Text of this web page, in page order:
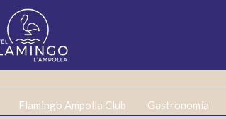
Flamingo Ampolla Club Gastronomía